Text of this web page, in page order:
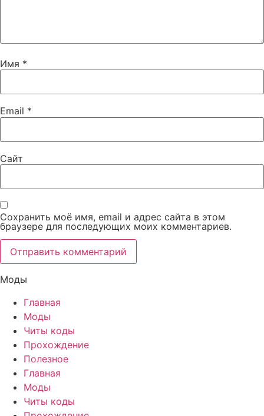
Имя *
Email *
Сайт
Сохранить моё имя, email и адрес сайта в этом
браузере для последующих моих комментариев.
Моды
Главная
Моды
Читы коды
Прохождение
Полезное
Главная
Моды
Читы коды